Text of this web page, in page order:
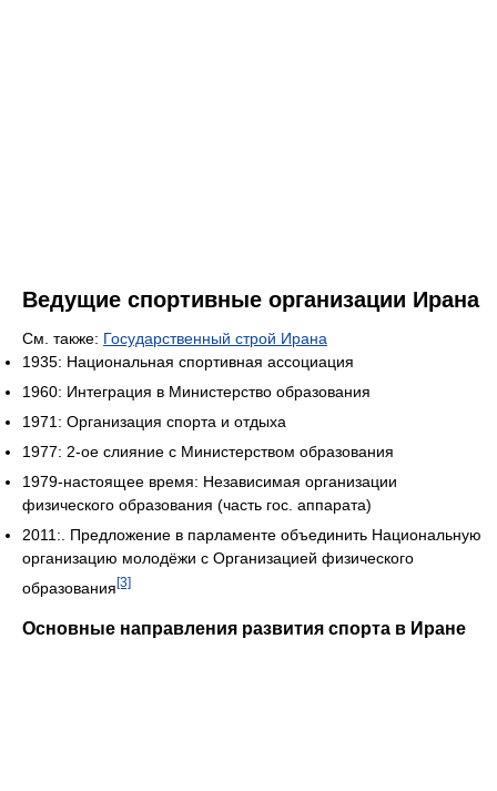
Ведущие спортивные организации Ирана
См. также: Государственный строй Ирана
1935: Национальная спортивная ассоциация
1960: Интеграция в Министерство образования
1971: Организация спорта и отдыха
1977: 2-ое слияние с Министерством образования
1979-настоящее время: Независимая организации
физического образования (часть гос. аппарата)
2011:. Предложение в парламенте объединить Национальную
организацию молодёжи с Организацией физического
образования [3]
Основные направления развития спорта в Иране